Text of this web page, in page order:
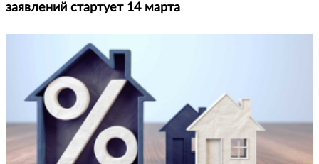
заявлений стартует 14 марта